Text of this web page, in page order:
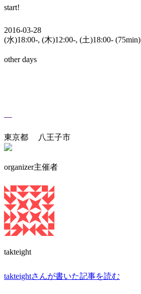
start!
2016-03-28
(水)18:00-, (木)12:00-, (土)18:00- (75min)
other days
東京都 八王子市
organizer主催者
takteight
takteightさんが書いた記事を読む